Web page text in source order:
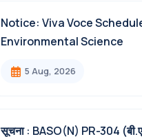
Notice: Viva Voce
Environmental Science
5 Aug, 2026
सूचना : BASO(N) PR-304